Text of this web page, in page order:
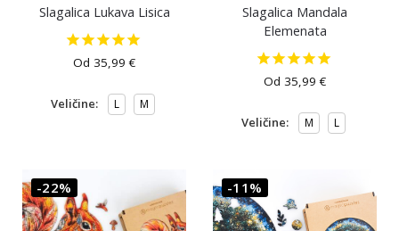
Slagalica Lukava Lisica
Od 35,99€
Veličine: L M
Slagalica Mandala
Elemenata
Od 35,99€
Veličine: M L
-22% -11%